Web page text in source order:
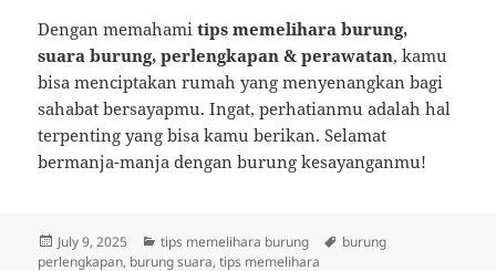
Dengan memahamitips memelihara burung,
suara burung, perlengkapan & perawatan, kamu
bisa menciptakan rumah yang menyenangkan bagi
sahabat bersayapmu. Ingat, perhatianmu adalah hal
terpenting yang bisa kamu berikan. Selamat
bermanja-manja dengan burung kesayanganmu!
Posted
on
July 9, 2025 Categories
tips memelihara burung Tags
burung
perlengkapan, burung suara,tips memelihara